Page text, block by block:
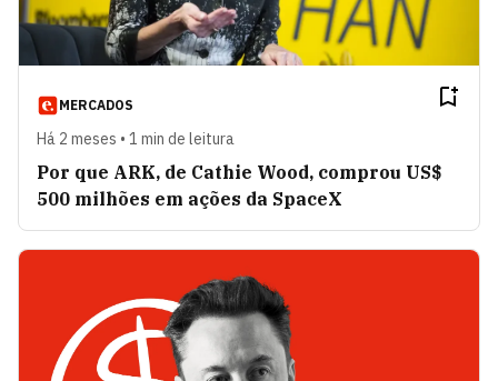
MERCADOS
Há 2 meses • 1 min de leitura
Por que ARK, de Cathie Wood, comprou US$
500 milhões em ações da SpaceX